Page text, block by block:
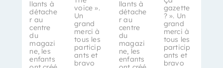
llants à
détache
r au
centre
du
magazi
ne, les
enfants
voice ».
Un
grand
merci à
tous les
particip
ants et
bravo
llants à
détache
r au
centre
du
magazi
ne, les
enfants
gazette
? ». Un
grand
merci à
tous les
particip
ants et
bravo